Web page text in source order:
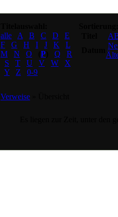
alle
A B C D
E
F
G H I J K
L
M
N O P Q
R
S
T U V W
X
Y
Z 0-9
Verweise